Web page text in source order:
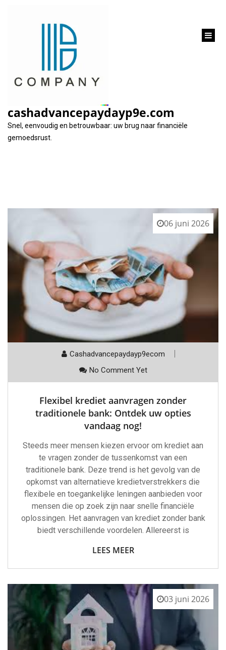
cashadvancepaydayp9e.com
Snel, eenvoudig en betrouwbaar: uw brug naar financiële
gemoedsrust.
Categorie:
06 juni 2026
Cashadvancepaydayp9ecom
No Comment Yet
Flexibel krediet aanvragen zonder
traditionele bank: Ontdek uw opties
vandaag nog!
Steeds meer mensen kiezen ervoor om krediet aan
te vragen zonder de tussenkomst van een
traditionele bank. Deze trend is het gevolg van de
opkomst van alternatieve kredietverstrekkers die
flexibele en toegankelijke leningen aanbieden voor
mensen die op zoek zijn naar snelle financiële
oplossingen. Het aanvragen van krediet zonder bank
biedt verschillende voordelen. Allereerst is
LEES MEER
03 juni 2026